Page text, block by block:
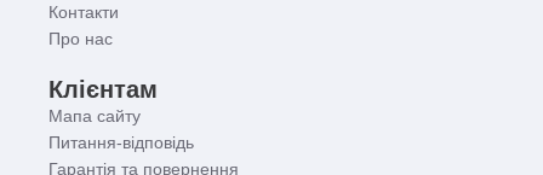
Контакти
Про нас
Клієнтам
Мапа сайту
Питання-відповідь
Гарантія та повернення